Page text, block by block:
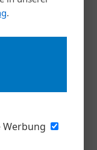
.
Werbung
ins
die